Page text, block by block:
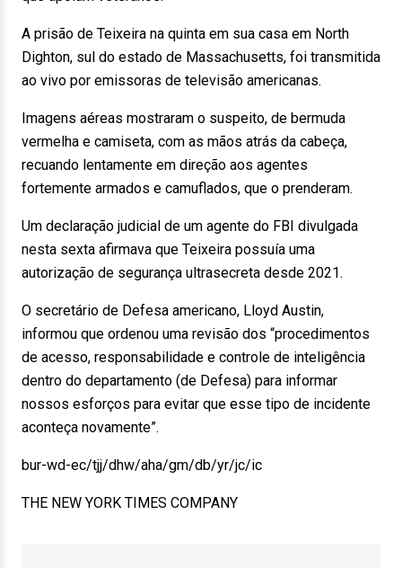
A prisão de Teixeira na quinta em sua casa em North
Dighton, sul do estado de Massachusetts, foi transmitida
ao vivo por emissoras de televisão americanas.
Imagens aéreas mostraram o suspeito, de bermuda
vermelha e camiseta, com as mãos atrás da cabeça,
recuando lentamente em direção aos agentes
fortemente armados e camuflados, que o prenderam.
Um declaração judicial de um agente do FBI divulgada
nesta sexta afirmava que Teixeira possuía uma
autorização de segurança ultrasecreta desde 2021.
O secretário de Defesa americano, Lloyd Austin,
informou que ordenou uma revisão dos “procedimentos
de acesso, responsabilidade e controle de inteligência
dentro do departamento (de Defesa) para informar
nossos esforços para evitar que esse tipo de incidente
aconteça novamente”.
bur-wd-ec/tjj/dhw/aha/gm/db/yr/jc/ic
THE NEW YORK TIMES COMPANY